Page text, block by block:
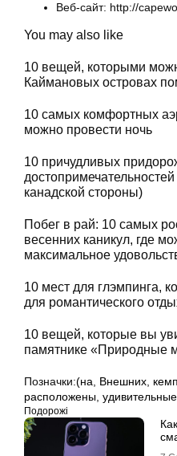
Веб-сайт: http://
You may also like
10 вещей, которыми
Каймановых островах
10 самых комфортных
можно провести ночь
10 причудливых
канадской стороны)
Побег в рай: 10 самых
весенних каникул, где
максимальное
10 мест для глэмпинга,
для романтического
10 вещей, которые вы
памятнике «Природные
Позначки:(на, Внешних,
расположены, удивительные
Подорожі